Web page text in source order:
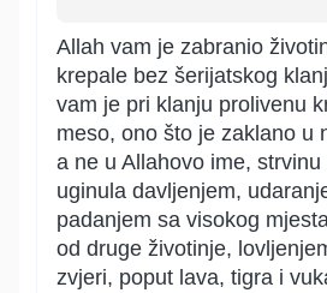
Allah vam je zabranio
krepale bez šerijatskog
vam je pri klanju prolivenu
meso, ono što je zaklano u
a ne u Allahovo ime, strvinu
uginula davljenjem,
padanjem sa visokog
od druge životinje,
zvjeri, poput lava, tigra i